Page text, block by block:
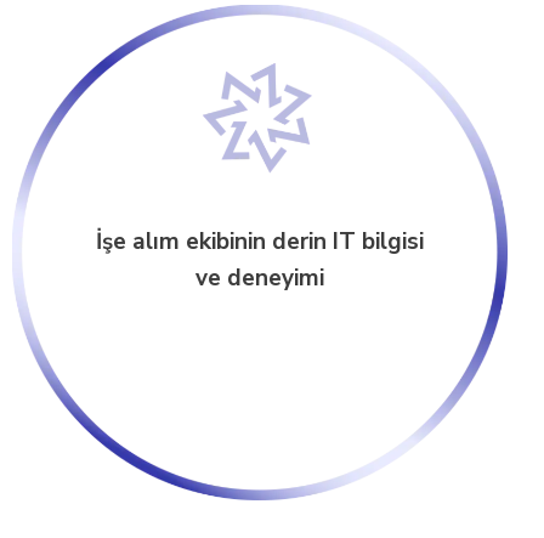
İşe alım ekibinin derin IT bilgisi
ve deneyimi